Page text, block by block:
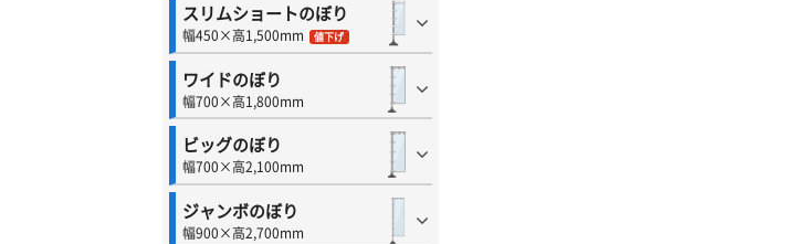
スリムショートのぼり
幅450×高1,500mm 値下げ
ワイドのぼり
幅700×高1,800mm
ビッグのぼり
幅700×高2,100mm
ジャンボのぼり
幅900×高2,700mm